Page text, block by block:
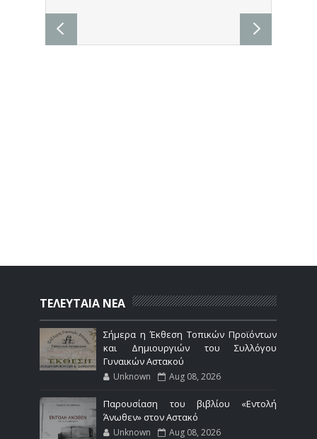
ΤΕΛΕΥΤΑΙΑ ΝΕΑ
Σήμερα η Έκθεση Τοπικών Προϊόντων
και Δημιουργιών του Συλλόγου
Γυναικών Αστακού
Unknown Aug 08, 2026
Παρουσίαση του βιβλίου «Εντολή
Άνωθεν» στον Αστακό
Unknown Aug 08, 2026